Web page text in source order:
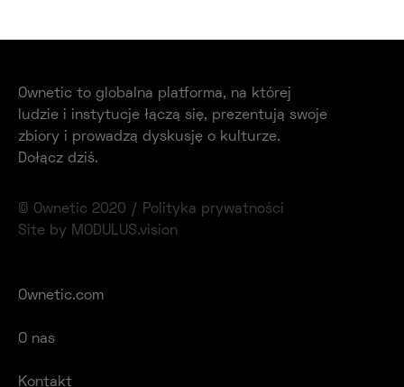
Ownetic to globalna platforma, na której
ludzie i instytucje łączą się, prezentują swoje
zbiory i prowadzą dyskusję o kulturze.
Dołącz dziś.
© Ownetic 2020 /
Polityka prywatności
Site by MODULUS.vision
Ownetic.com
O nas
Kontakt